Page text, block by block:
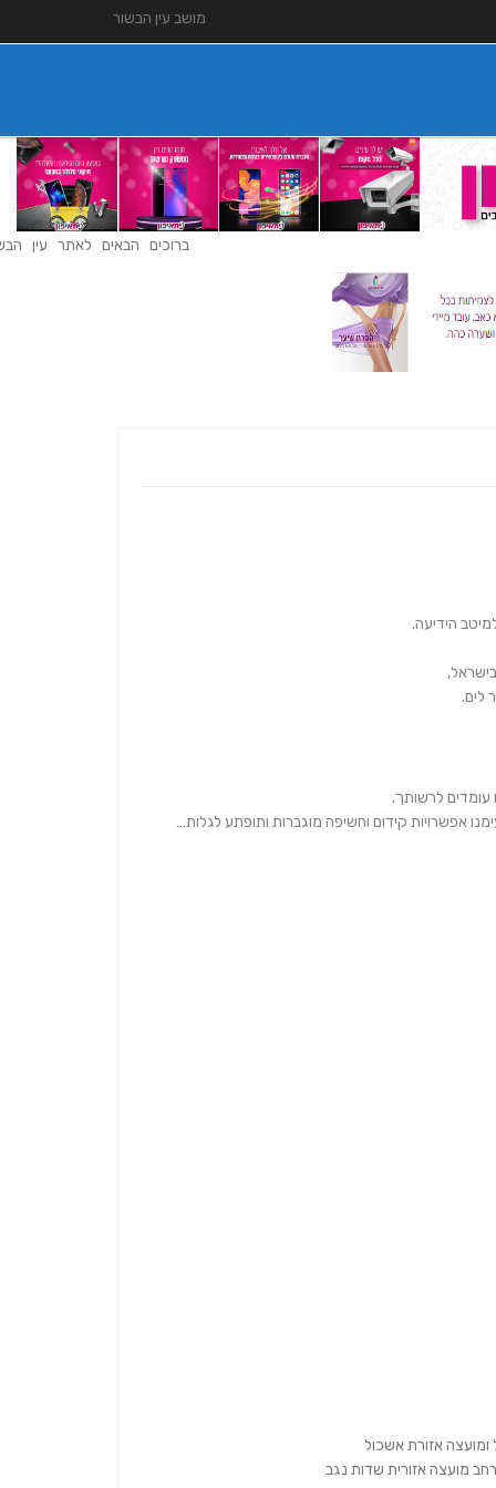
מושב עין הבשור
ברוכים הבאים לאתר עין הבשור
הידיעה.
לים.
לרשותך.
אפשרויות קידום וחשיפה מוגברות ותופתע לגלות…
אזורת אשכול
מועצה אזורית שדות נגב